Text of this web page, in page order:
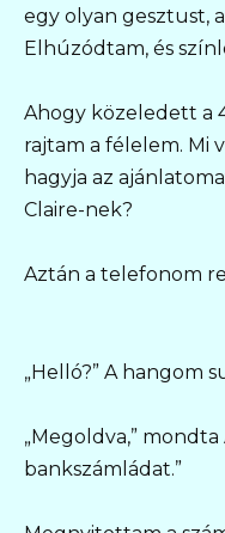
egy olyan gesztust,
Elhúzódtam, és
Ahogy közeledett a
rajtam a félelem. Mi
hagyja az
Claire-nek?
Aztán a telefonom
„Helló?” A hangom
„Megoldva,”
bankszámládat.”